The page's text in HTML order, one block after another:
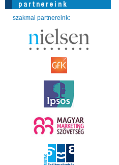
szakmai partnereink: